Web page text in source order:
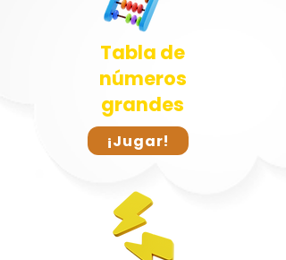
Tabla de
números
grandes
¡Jugar!